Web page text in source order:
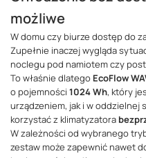
możliwe
W domu czy biurze dostęp do
Zupełnie inaczej wygląda
noclegu pod namiotem czy
To właśnie dlatego EcoFlow
o pojemności 1024 Wh, który
urządzeniem, jak i w oddzielnej
korzystać z klimatyzatora
W zależności od wybranego
zestaw może zapewnić nawet